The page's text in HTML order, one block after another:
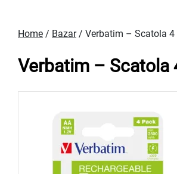
Home / Bazar/ Verbatim – Scatola 4
Verbatim – Scatola